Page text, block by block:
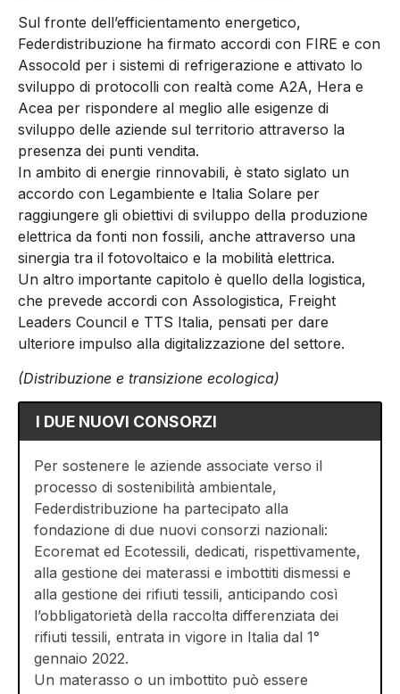
Sul fronte dell’efficientamento energetico,
Federdistribuzione ha firmato accordi con FIRE e con
Assocold per i sistemi di refrigerazione e attivato lo
sviluppo di protocolli con realtà come A2A, Hera e
Acea per rispondere al meglio alle esigenze di
sviluppo delle aziende sul territorio attraverso la
presenza dei punti vendita.
In ambito di energie rinnovabili, è stato siglato un
accordo con Legambiente e Italia Solare per
raggiungere gli obiettivi di sviluppo della produzione
elettrica da fonti non fossili, anche attraverso una
sinergia tra il fotovoltaico e la mobilità elettrica.
Un altro importante capitolo è quello della logistica,
che prevede accordi con Assologistica, Freight
Leaders Council e TTS Italia, pensati per dare
ulteriore impulso alla digitalizzazione del settore.
(Distribuzione e transizione ecologica)
I DUE NUOVI CONSORZI
Per sostenere le aziende associate verso il
processo di sostenibilità ambientale,
Federdistribuzione ha partecipato alla
fondazione di due nuovi consorzi nazionali:
Ecoremat ed Ecotessili, dedicati, rispettivamente,
alla gestione dei materassi e imbottiti dismessi e
alla gestione dei rifiuti tessili, anticipando così
l’obbligatorietà della raccolta differenziata dei
rifiuti tessili, entrata in vigore in Italia dal 1°
gennaio 2022.
Un materasso o un imbottito può essere